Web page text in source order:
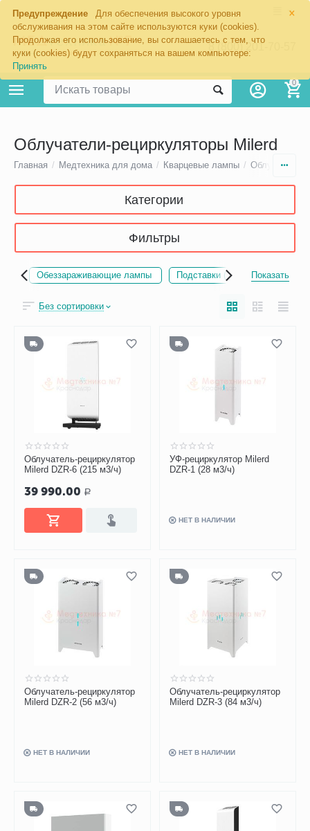
×
Предупреждение
Для обеспечения высокого уровня
обслуживания на этом сайте используются куки (cookies).
Продолжая его использование, вы соглашаетесь с тем, что
куки (cookies) будут сохраняться на вашем компьютере:
Принять
8 (800) 201-70-57
0
Облучатели-рециркуляторы Milerd
Главная / Медтехника для дома / Кварцевые лампы / Облучатели-
Категории
Фильтры
Обеззараживающие лампы Подставки (стойки) для
Показать
Без сортировки
Облучатель-рециркулятор
Milerd DZR-6 (215 м3/ч)
39 990.00 Р
УФ-рециркулятор Milerd
DZR-1 (28 м3/ч)
НЕТ В НАЛИЧИИ
Облучатель-рециркулятор
Milerd DZR-2 (56 м3/ч)
НЕТ В НАЛИЧИИ
Облучатель-рециркулятор
Milerd DZR-3 (84 м3/ч)
НЕТ В НАЛИЧИИ